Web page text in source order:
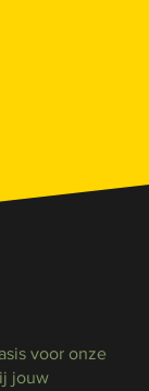
voor onze
jouw